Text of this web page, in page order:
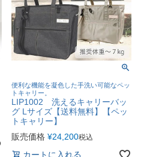
便利な機能を凝色した手洗い可能なペッ
トキャリー。
LIP1002 洗えるキャリーバッ
グ Lサイズ【送料無料】【ペッ
トキャリー】
販売価格 ¥24,200税込
カートに入れる